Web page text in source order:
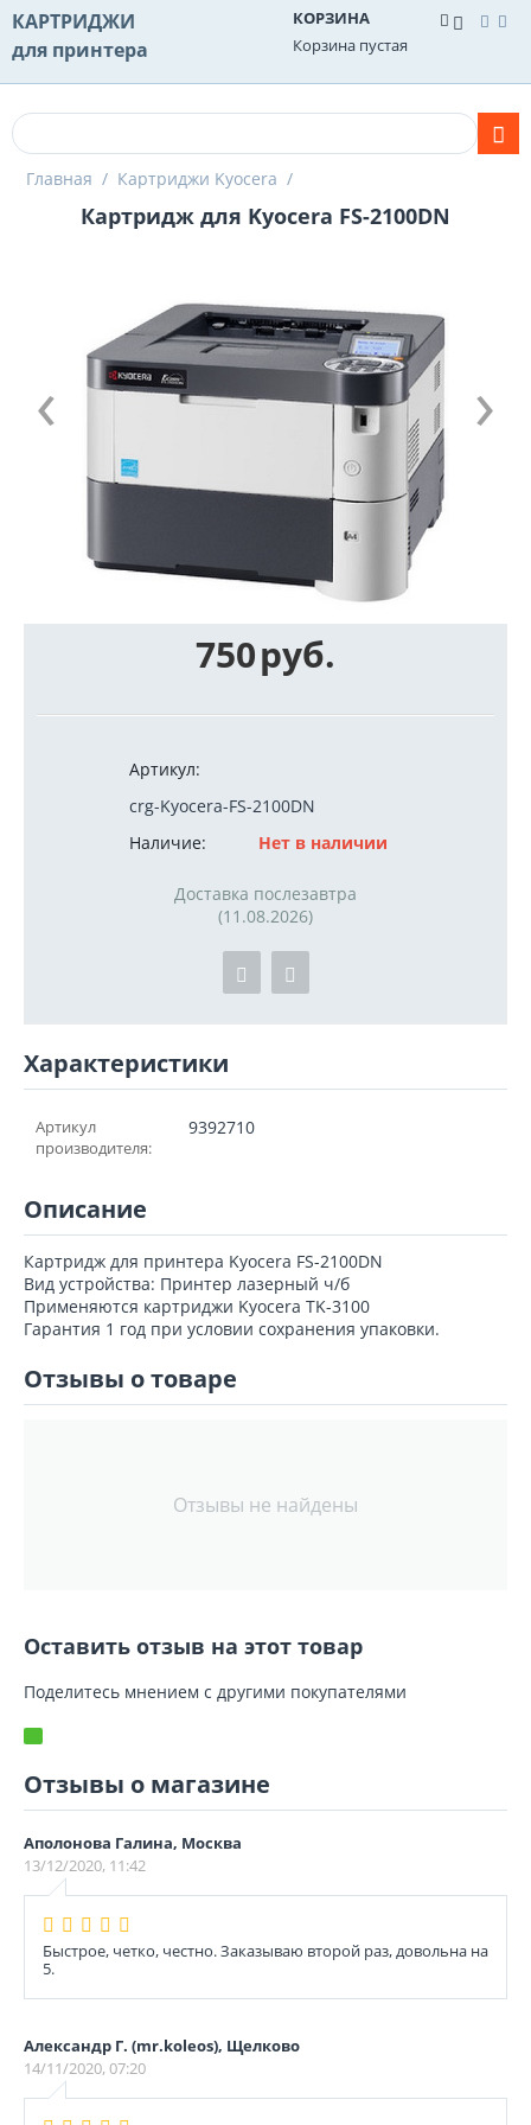
КАРТРИДЖИ
для принтера
КОРЗИНА
Корзина пустая
Главная / Картриджи Kyocera /
Картридж для Kyocera FS-2100DN
750руб.
Артикул:
crg-Kyocera-FS-2100DN
Наличие:
Нет в наличии
Доставка послезавтра
(11.08.2026)
Характеристики
Артикул
производителя:
9392710
Описание
Картридж для принтера Kyocera FS-2100DN
Вид устройства: Принтер лазерный ч/б
Применяются картриджи Kyocera TK-3100
Гарантия 1 год при условии сохранения упаковки.
Отзывы о товаре
Отзывы не найдены
Оставить отзыв на этот товар
Поделитесь мнением с другими покупателями
Отзывы о магазине
Аполонова Галина, Москва
13/12/2020, 11:42
Быстрое, четко, честно. Заказываю второй раз, довольна на
5.
Александр Г. (mr.koleos), Щелково
14/11/2020, 07:20